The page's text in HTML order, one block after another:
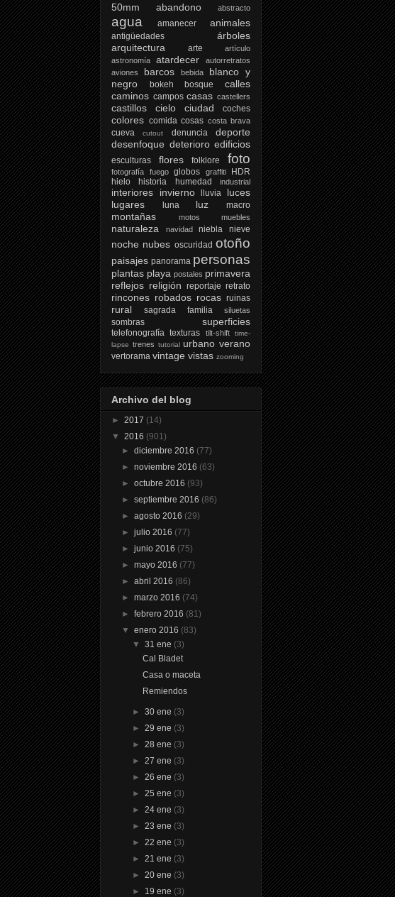
50mm
abandono abstracto
agua amanecer animales
antigüedades
árboles
arquitectura
arte
artículo
astronomía
atardecer
autorretratos
aviones
barcos bebida
blanco y
negro
bokeh bosque
calles
caminos campos casas castellers
castillos cielo ciudad coches
colores comida cosas costa brava
cueva cutout denuncia
deporte
desenfoque deterioro edificios
esculturas flores folklore foto
fotografía fuego globos graffiti
HDR
hielo
historia humedad industrial
interiores invierno lluvia
luces
lugares
luna luz macro
montañas motos muebles
naturaleza navidad niebla nieve
noche nubes oscuridad otoño
paisajes panorama personas
plantas playa postales primavera
reflejos religión reportaje retrato
rincones robados rocas ruinas
rural sagrada familia siluetas
sombras superficies
telefonografía texturas tilt-shift
time-
lapse trenes tutorial urbano verano
vertorama vintage vistas zooming
Archivo del blog
► 2017 (14)
▼ 2016 (901)
►diciembre 2016 (77)
►noviembre 2016 (63)
►octubre 2016 (93)
►septiembre 2016 (86)
►agosto 2016 (29)
►julio 2016 (77)
►junio 2016 (75)
►mayo 2016 (77)
►abril 2016 (86)
►marzo 2016 (74)
►febrero 2016 (81)
▼enero 2016 (83)
▼ 31 ene (3)
Cal Bladet
Casa o maceta
Remiendos
► 30 ene (3)
► 29 ene (3)
► 28 ene (3)
► 27 ene (3)
► 26 ene (3)
► 25 ene (3)
► 24 ene (3)
► 23 ene (3)
► 22 ene (3)
► 21 ene (3)
► 20 ene (3)
► 19 ene (3)